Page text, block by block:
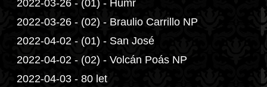
2022-03-26 - (01) - Humr
2022-03-26 - (02) - Braulio Carrillo NP
2022-04-02 - (01) - San José
2022-04-02 - (02) - Volcán Poás NP
2022-04-03 - 80 let